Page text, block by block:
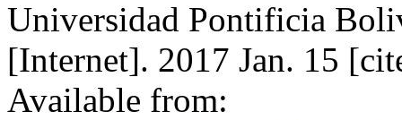
Universidad Pontificia
[Internet]. 2017 Jan. 15
Available from: